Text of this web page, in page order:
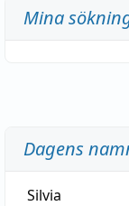
Mina
Dagens
Silvia